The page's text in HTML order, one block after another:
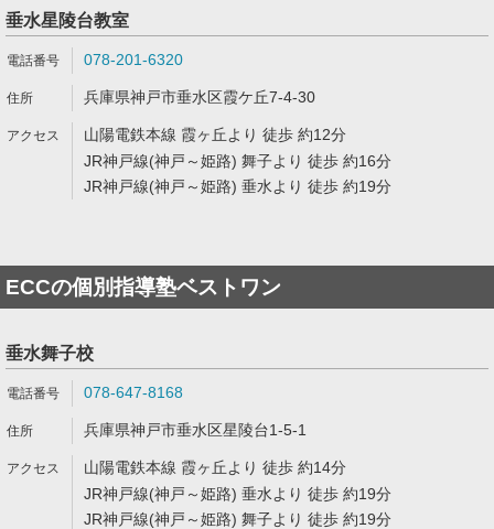
垂水星陵台教室
078-201-6320
兵庫県神戸市垂水区霞ケ丘7-4-30
山陽電鉄本線 霞ヶ丘より 徒歩 約12分
JR神戸線(神戸～姫路) 舞子より 徒歩 約16分
JR神戸線(神戸～姫路) 垂水より 徒歩 約19分
ECCの個別指導塾ベストワン
垂水舞子校
078-647-8168
兵庫県神戸市垂水区星陵台1-5-1
山陽電鉄本線 霞ヶ丘より 徒歩 約14分
JR神戸線(神戸～姫路) 垂水より 徒歩 約19分
JR神戸線(神戸～姫路) 舞子より 徒歩 約19分